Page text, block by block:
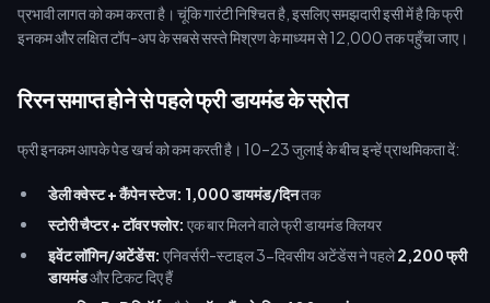
प्रभावी लागत को कम करता है। चूंकि गारंटी निश्चित है, इसलिए समझदारी इसी में है कि फ्री
इनकम और लक्षित टॉप-अप के सबसे सस्ते मिश्रण के माध्यम से 12,000 तक पहुँचा जाए।
रिरन समाप्त होने से पहले फ्री डायमंड के स्रोत
फ्री इनकम आपके पेड खर्च को कम करती है। 10–23 जुलाई के बीच इन्हें प्राथमिकता दें:
डेली क्वेस्ट + कैंपेन स्टेज: 1,000 डायमंड/दिनतक
स्टोरी चैप्टर + टॉवर फ्लोर: एक बार मिलने वाले फ्री डायमंड क्लियर
इवेंट लॉगिन/अटेंडेंस: एनिवर्सरी-स्टाइल 3-दिवसीय अटेंडेंस ने पहले2,200 फ्री
डायमंडऔर टिकट दिए हैं